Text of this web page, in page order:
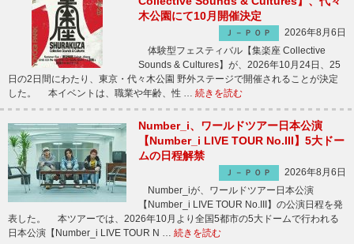
木公園にて10月開催決定
Ｊ－ＰＯＰ
2026年8月6日
体験型フェスティバル【集楽座 Collective
Sounds & Cultures】が、2026年10月24日、25
日の2日間にわたり、東京・代々木公園 野外ステージで開催されることが決定
した。 本イベントは、職業や年齢、性 … 続きを読む
Number_i、ワールドツアー日本公演
【Number_i LIVE TOUR No.III】5大ドー
ムの日程解禁
Ｊ－ＰＯＰ
2026年8月6日
Number_iが、ワールドツアー日本公演
【Number_i LIVE TOUR No.III】の公演日程を発
表した。 本ツアーでは、2026年10月より全国5都市の5大ドームで行われる
日本公演【Number_i LIVE TOUR N … 続きを読む